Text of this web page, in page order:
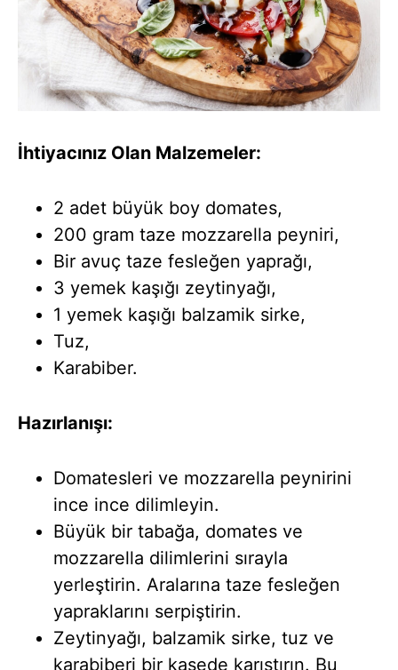
İhtiyacınız Olan Malzemeler:
2 adet büyük boy domates,
200 gram taze mozzarella peyniri,
Bir avuç taze fesleğen yaprağı,
3 yemek kaşığı zeytinyağı,
1 yemek kaşığı balzamik sirke,
Tuz,
Karabiber.
Hazırlanışı:
Domatesleri ve mozzarella peynirini
ince ince dilimleyin.
Büyük bir tabağa, domates ve
mozzarella dilimlerini sırayla
yerleştirin. Aralarına taze fesleğen
yapraklarını serpiştirin.
Zeytinyağı, balzamik sirke, tuz ve
karabiberi bir kasede karıştırın. Bu